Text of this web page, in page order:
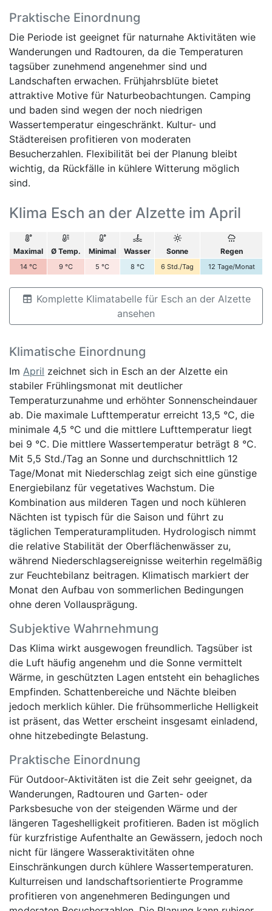
Praktische Einordnung
Die Periode ist geeignet für naturnahe Aktivitäten wie
Wanderungen und Radtouren, da die Temperaturen
tagsüber zunehmend angenehmer sind und
Landschaften erwachen. Frühjahrsblüte bietet
attraktive Motive für Naturbeobachtungen. Camping
und baden sind wegen der noch niedrigen
Wassertemperatur eingeschränkt. Kultur- und
Städtereisen profitieren von moderaten
Besucherzahlen. Flexibilität bei der Planung bleibt
wichtig, da Rückfälle in kühlere Witterung möglich
sind.
Klima Esch an der Alzette im April
Maximal Ø Temp. Minimal Wasser Sonne Regen
14 °C 9 °C 5 °C 8 °C 6 Std./Tag 12 Tage/Monat
Komplette Klimatabelle für Esch an der Alzette
ansehen
Klimatische Einordnung
Im April zeichnet sich in Esch an der Alzette ein
stabiler Frühlingsmonat mit deutlicher
Temperaturzunahme und erhöhter Sonnenscheindauer
ab. Die maximale Lufttemperatur erreicht 13,5 °C, die
minimale 4,5 °C und die mittlere Lufttemperatur liegt
bei 9 °C. Die mittlere Wassertemperatur beträgt 8 °C.
Mit 5,5 Std./Tag an Sonne und durchschnittlich 12
Tage/Monat mit Niederschlag zeigt sich eine günstige
Energiebilanz für vegetatives Wachstum. Die
Kombination aus milderen Tagen und noch kühleren
Nächten ist typisch für die Saison und führt zu
täglichen Temperaturamplituden. Hydrologisch nimmt
die relative Stabilität der Oberflächenwässer zu,
während Niederschlagsereignisse weiterhin regelmäßig
zur Feuchtebilanz beitragen. Klimatisch markiert der
Monat den Aufbau von sommerlichen Bedingungen
ohne deren Vollausprägung.
Subjektive Wahrnehmung
Das Klima wirkt ausgewogen freundlich. Tagsüber ist
die Luft häufig angenehm und die Sonne vermittelt
Wärme, in geschützten Lagen entsteht ein behagliches
Empfinden. Schattenbereiche und Nächte bleiben
jedoch merklich kühler. Die frühsommerliche Helligkeit
ist präsent, das Wetter erscheint insgesamt einladend,
ohne hitzebedingte Belastung.
Praktische Einordnung
Für Outdoor-Aktivitäten ist die Zeit sehr geeignet, da
Wanderungen, Radtouren und Garten- oder
Parksbesuche von der steigenden Wärme und der
längeren Tageshelligkeit profitieren. Baden ist möglich
für kurzfristige Aufenthalte an Gewässern, jedoch noch
nicht für längere Wasseraktivitäten ohne
Einschränkungen durch kühlere Wassertemperaturen.
Kulturreisen und landschaftsorientierte Programme
profitieren von angenehmeren Bedingungen und